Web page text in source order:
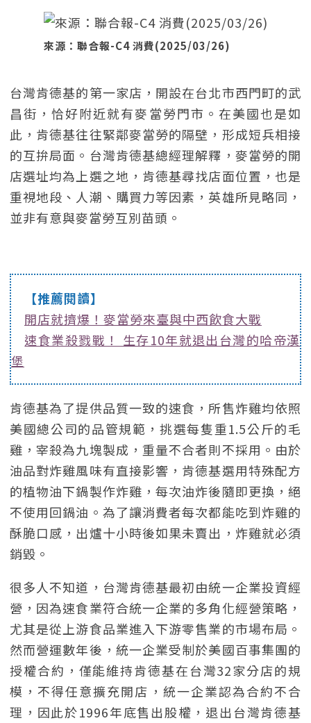
來源：聯合報-C4 消費(2025/03/26)
台灣肯德基的第一家店，開設在台北市西門町的武
昌街，恰好附近就有麥當勞門市。在美國也是如
此，肯德基往往緊鄰麥當勞的隔壁，形成短兵相接
的互拚局面。台灣肯德基總經理解釋，麥當勞的開
店選址均為上選之地，肯德基尋找店面位置，也是
重視地段、人潮、購買力等因素，英雄所見略同，
並非有意與麥當勞互別苗頭。
【推薦閱讀】
開店就擠爆！麥當勞來臺與中西飲食大戰
速食業殺戮戰！ 生存10年就退出台灣的哈帝漢
堡
肯德基為了提供品質一致的速食，所售炸雞均依照
美國總公司的品管規範，挑選每隻重1.5公斤的毛
雞，宰殺為九塊製成，重量不合者則不採用。由於
油品對炸雞風味有直接影響，肯德基選用特殊配方
的植物油下鍋製作炸雞，每次油炸後隨即更換，絕
不使用回鍋油。為了讓消費者每次都能吃到炸雞的
酥脆口感，出爐十小時後如果未賣出，炸雞就必須
銷毀。
很多人不知道，台灣肯德基最初由統一企業投資經
營，因為速食業符合統一企業的多角化經營策略，
尤其是從上游食品業進入下游零售業的市場布局。
然而營運數年後，統一企業受制於美國百事集團的
授權合約，僅能維持肯德基在台灣32家分店的規
模，不得任意擴充開店，統一企業認為合約不合
理，因此於1996年底售出股權，退出台灣肯德基